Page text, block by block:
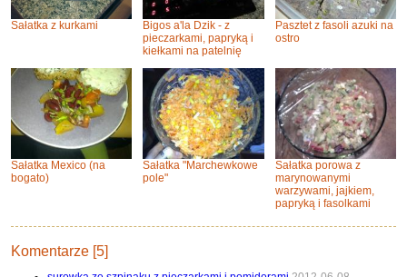
Sałatka z kurkami
Bigos a'la Dzik - z
pieczarkami, papryką i
kiełkami na patelnię
Pasztet z fasoli azuki na
ostro
Sałatka Mexico (na
bogato)
Sałatka "Marchewkowe
pole"
Sałatka porowa z
marynowanymi
warzywami, jajkiem,
papryką i fasolkami
Komentarze [5]